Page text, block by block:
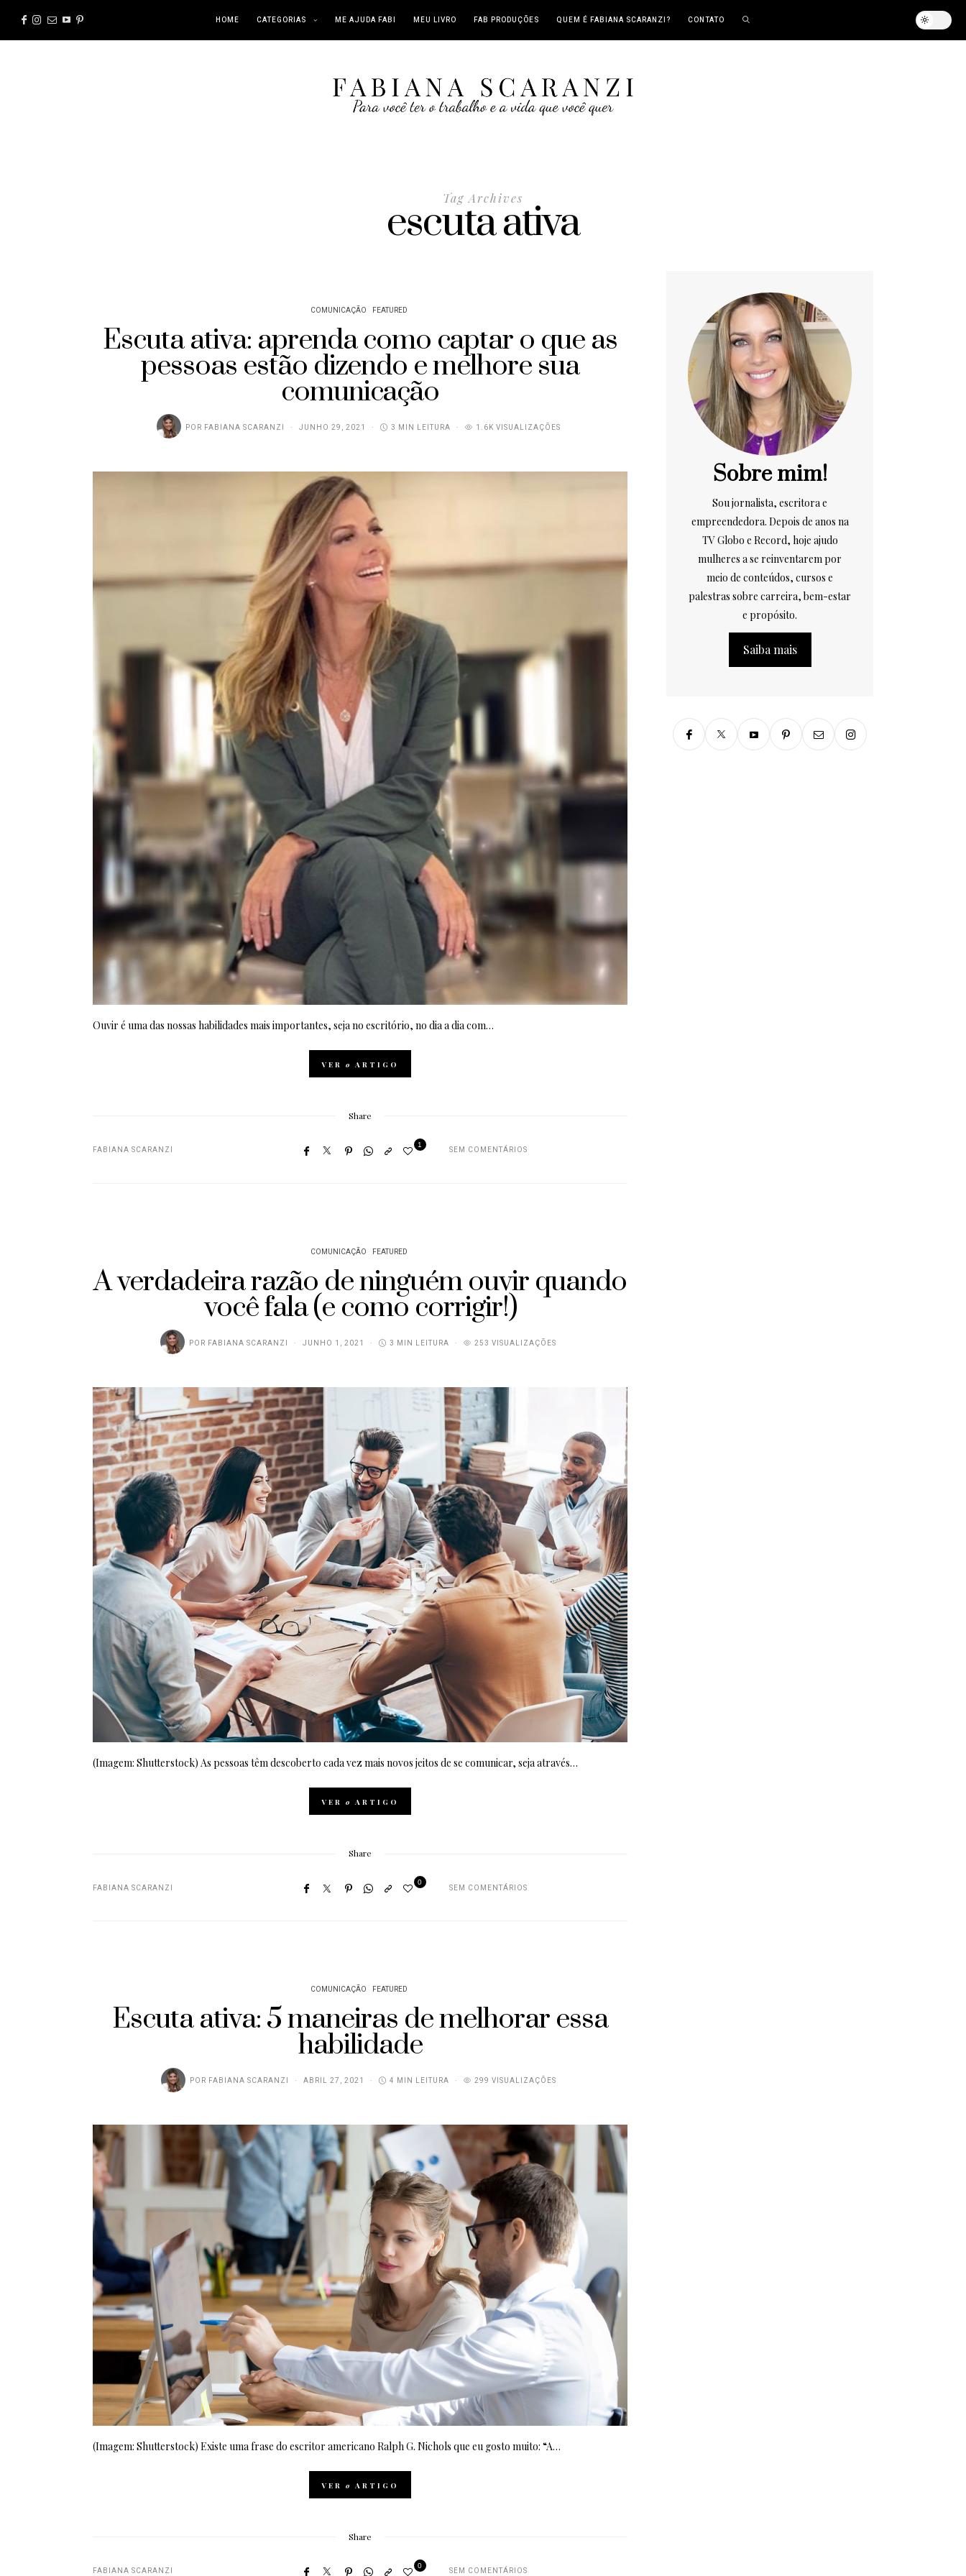
HOME CATEGORIAS ME AJUDA FABI MEU LIVRO FAB PRODUÇÕES QUEM É FABIANA SCARANZI? CONTATO
Tag Archives
escuta ativa
COMUNICAÇÃO FEATURED
Escuta ativa: aprenda como captar o que as
pessoas estão dizendo e melhore sua
comunicação
POR FABIANA SCARANZI JUNHO 29, 2021 3 MIN LEITURA 1.6K VISUALIZAÇÕES
Ouvir é uma das nossas habilidades mais importantes, seja no escritório, no dia a dia com…
VER o ARTIGO
Share
FABIANA SCARANZI
1
SEM COMENTÁRIOS
COMUNICAÇÃO FEATURED
A verdadeira razão de ninguém ouvir quando
você fala (e como corrigir!)
POR FABIANA SCARANZI JUNHO 1, 2021 3 MIN LEITURA 253 VISUALIZAÇÕES
(Imagem: Shutterstock) As pessoas têm descoberto cada vez mais novos jeitos de se comunicar, seja através…
VER o ARTIGO
Share
FABIANA SCARANZI
0
SEM COMENTÁRIOS
COMUNICAÇÃO FEATURED
Escuta ativa: 5 maneiras de melhorar essa
habilidade
POR FABIANA SCARANZI ABRIL 27, 2021 4 MIN LEITURA 299 VISUALIZAÇÕES
(Imagem: Shutterstock) Existe uma frase do escritor americano Ralph G. Nichols que eu gosto muito: “A…
VER o ARTIGO
Share
FABIANA SCARANZI
0
SEM COMENTÁRIOS
Sobre mim!
Sou jornalista, escritora e
empreendedora. Depois de anos na
TV Globo e Record, hoje ajudo
mulheres a se reinventarem por
meio de conteúdos, cursos e
palestras sobre carreira, bem-estar
e propósito.
Saiba mais